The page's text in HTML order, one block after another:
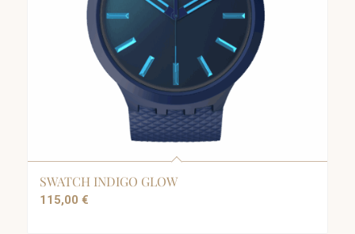
SWATCH INDIGO GLOW
115,00 €